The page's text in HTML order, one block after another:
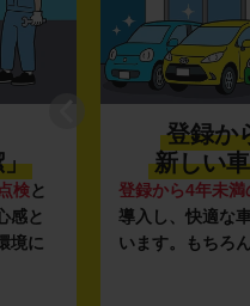
」
検と
感と
境に
登録か
新しい
登録から4年未
導入し、快適な
います。もちろ